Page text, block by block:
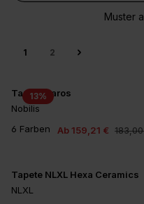
Muster
1 2
13%
+2
Tapete Paros
Nobilis
6 Farben
Ab 159,21 €
Tapete NLXL Hexa Ceramics
NLXL